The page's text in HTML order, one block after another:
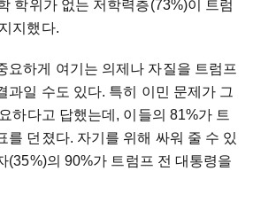
학위가 없는 저학력층(73%)이 트럼
지했다.
요하게 여기는 의제나 자질을 트럼프
과일 수도 있다. 특히 이민 문제가 그
하다고 답했는데, 이들의 81%가 트
를 던졌다. 자기를 위해 싸워 줄 수 있
(35%)의 90%가 트럼프 전 대통령을